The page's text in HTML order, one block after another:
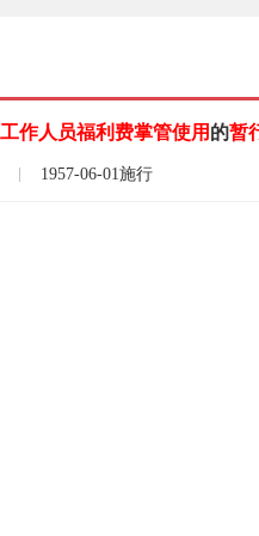
工作人员福利费掌管使用 的暂
1957-06-01施行